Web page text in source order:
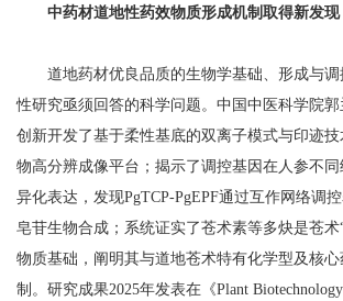
中药材道地性药效物质形成机制取得新发现
道地药材优良品质的生物学基础、形成与
性研究亟须回答的科学问题。中国中医科学院
创新开发了基于柔性基底的双离子模式与印迹
物高分辨成像平台；揭示了调控基因在人参不
异化表达，发现PgTCP-PgEPF通过互作网络调
皂苷生物合成；系统证实了苍术素等多炔是苍术
物质基础，阐明其与道地苍术特有化学型及核
制。研究成果2025年发表在《Plant Biotechnology